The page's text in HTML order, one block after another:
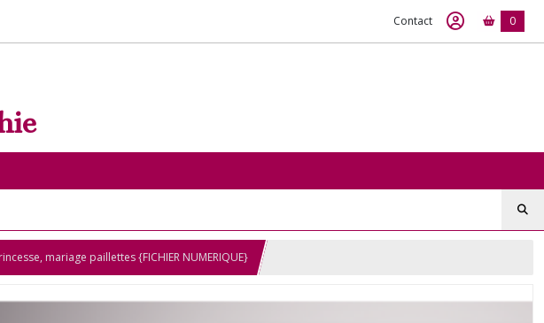
Contact 0
mariage paillettes {FICHIER NUMERIQUE}